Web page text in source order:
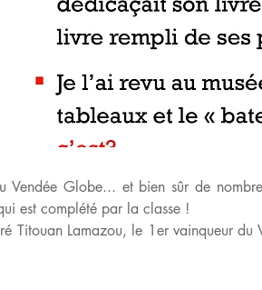
Globe... et bien sûr de
est complété par la classe !
Titouan Lamazou, le 1er vainqueur